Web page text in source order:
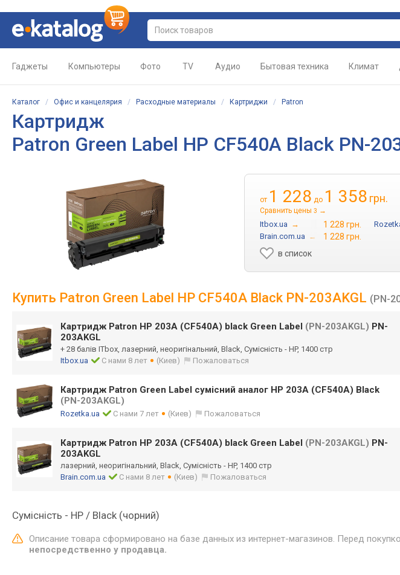
Гаджеты Компьютеры Фото TV Аудио Бытовая техника Климат
Каталог / Офис и канцелярия / Расходные материалы / Картриджи / Patron
Картридж
Patron Green Label HP CF540A Black PN-
от 1 228 до 1 358 грн.
Сравнить цены 3 →
Itbox.ua → 1 228 грн.
Brain.com.ua →
1 228 грн.
в список
Купить Patron Green Label HP CF540A Black PN-203AKGL (PN-
Картридж Patron HP 203A (CF540A) black Green Label (PN-203AKGL) PN-
203AKGL
+ 28 балів ITbox, лазерний, неоригінальний, Black, Сумісність - HP, 1400 стр
Itbox.ua
С нами 8 лет (Киев) Пожаловаться
Картридж Patron Green Label сумісний аналог HP 203A (CF540A) Black
(PN-203AKGL)
Rozetka.ua С нами 7 лет (Киев) Пожаловаться
Картридж Patron HP 203A (CF540A) black Green Label (PN-203AKGL) PN-
203AKGL
лазерний, неоригінальний, Black, Сумісність - HP, 1400 стр
Brain.com.ua
С нами 8 лет (Киев) Пожаловаться
Сумісність - HP / Black (чорний)
Описание товара сформировано на базе данных из интернет-магазинов. Перед
непосредственно у продавца.